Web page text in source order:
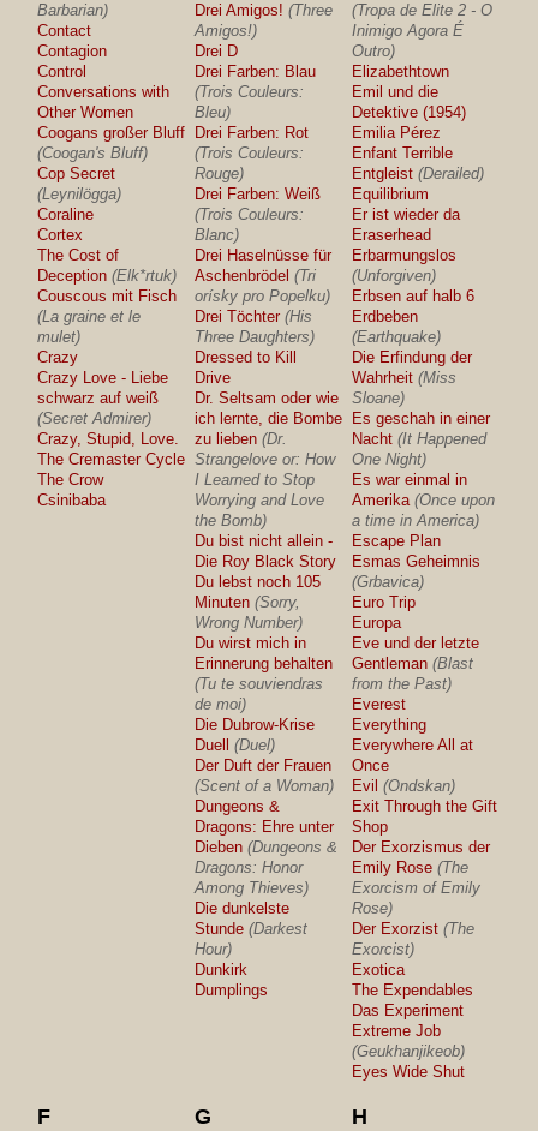
Barbarian)
Contact
Contagion
Control
Conversations with
Other Women
Coogans großer Bluff
(Coogan's Bluff)
Cop Secret
(Leynilögga)
Coraline
Cortex
The Cost of
Deception (Elk*rtuk)
Couscous mit Fisch
(La graine et le
mulet)
Crazy
Crazy Love - Liebe
schwarz auf weiß
(Secret Admirer)
Crazy, Stupid, Love.
The Cremaster Cycle
The Crow
Csinibaba
Drei Amigos! (Three
Amigos!)
Drei D
Drei Farben: Blau
(Trois Couleurs:
Bleu)
Drei Farben: Rot
(Trois Couleurs:
Rouge)
Drei Farben: Weiß
(Trois Couleurs:
Blanc)
Drei Haselnüsse für
Aschenbrödel (Tri
orísky pro Popelku)
Drei Töchter (His
Three Daughters)
Dressed to Kill
Drive
Dr. Seltsam oder wie
ich lernte, die Bombe
zu lieben (Dr.
Strangelove or: How
I Learned to Stop
Worrying and Love
the Bomb)
Du bist nicht allein -
Die Roy Black Story
Du lebst noch 105
Minuten (Sorry,
Wrong Number)
Du wirst mich in
Erinnerung behalten
(Tu te souviendras
de moi)
Die Dubrow-Krise
Duell
(Duel)
Der Duft der Frauen
(Scent of a Woman)
Dungeons &
Dragons: Ehre unter
Dieben (Dungeons &
Dragons: Honor
Among Thieves)
Die dunkelste
Stunde (Darkest
Hour)
Dunkirk
Dumplings
(Tropa de Elite 2 - O
Inimigo Agora É
Outro)
Elizabethtown
Emil und die
Detektive (1954)
Emilia Pérez
Enfant Terrible
Entgleist (Derailed)
Equilibrium
Er ist wieder da
Eraserhead
Erbarmungslos
(Unforgiven)
Erbsen auf halb 6
Erdbeben
(Earthquake)
Die Erfindung der
Wahrheit (Miss
Sloane)
Es geschah in einer
Nacht (It Happened
One Night)
Es war einmal in
Amerika (Once upon
a time in America)
Escape Plan
Esmas Geheimnis
(Grbavica)
Euro Trip
Europa
Eve und der letzte
Gentleman (Blast
from the Past)
Everest
Everything
Everywhere All at
Once
Evil (Ondskan)
Exit Through the Gift
Shop
Der Exorzismus der
Emily Rose (The
Exorcism of Emily
Rose)
Der Exorzist (The
Exorcist)
Exotica
The Expendables
Das Experiment
Extreme Job
(Geukhanjikeob)
Eyes Wide Shut
F G H